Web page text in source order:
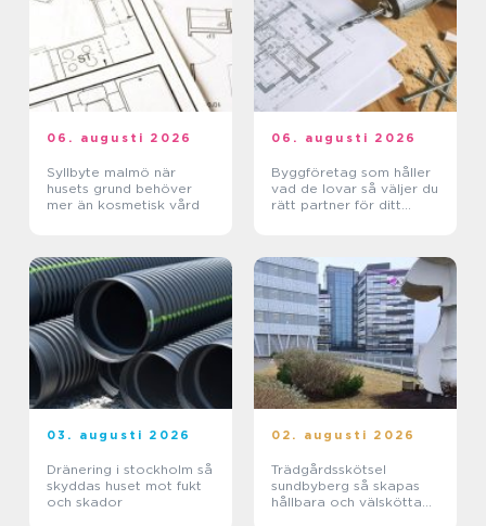
06. augusti 2026
Syllbyte malmö när
husets grund behöver
mer än kosmetisk vård
06. augusti 2026
Byggföretag som håller
vad de lovar så väljer du
rätt partner för ditt
03. augusti 2026
Dränering i stockholm så
skyddas huset mot fukt
och skador
02. augusti 2026
Trädgårdsskötsel
sundbyberg så skapas
hållbara och välskötta